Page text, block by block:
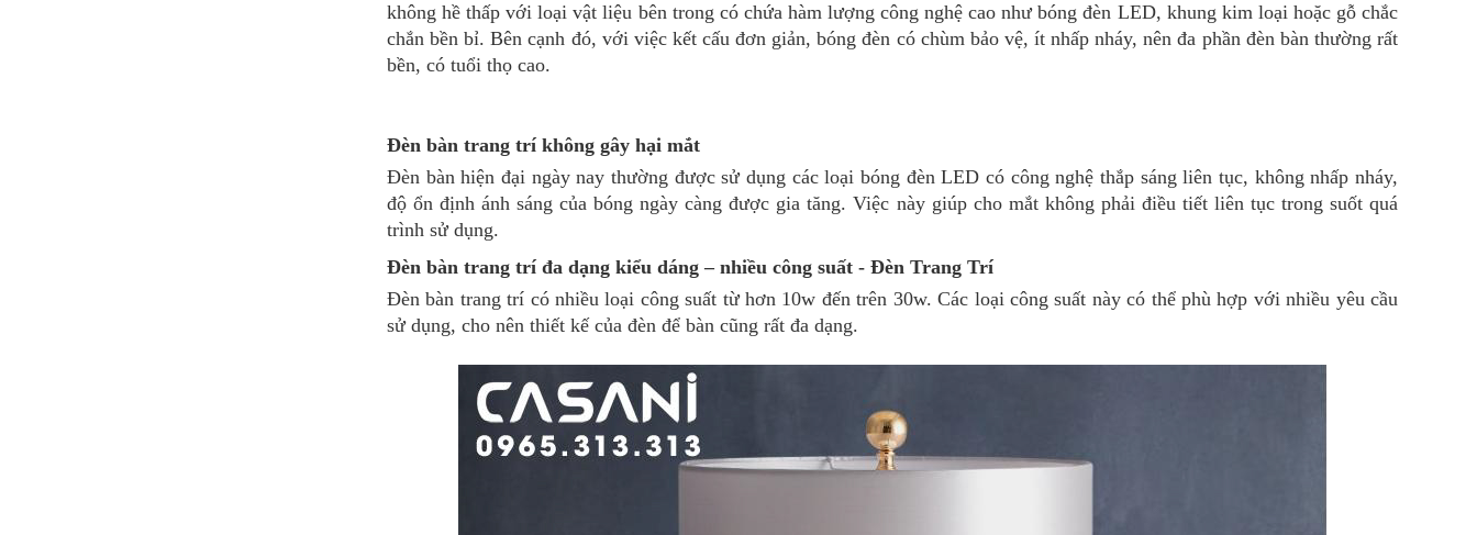
không hề thấp với loại vật liệu bên trong có chứa hàm lượng công nghệ cao như bóng đèn LED, khung kim loại hoặc gỗ chắc
chắn bền bỉ. Bên cạnh đó, với việc kết cấu đơn giản, bóng đèn có chùm bảo vệ, ít nhấp nháy, nên đa phần đèn bàn thường rất
bền, có tuổi thọ cao.
Đèn bàn trang trí không gây hại mắt
Đèn bàn hiện đại ngày nay thường được sử dụng các loại bóng đèn LED có công nghệ thắp sáng liên tục, không nhấp nháy,
độ ổn định ánh sáng của bóng ngày càng được gia tăng. Việc này giúp cho mắt không phải điều tiết liên tục trong suốt quá
trình sử dụng.
Đèn bàn trang trí đa dạng kiểu dáng – nhiều công suất - Đèn Trang Trí
Đèn bàn trang trí có nhiều loại công suất từ hơn 10w đến trên 30w. Các loại công suất này có thể phù hợp với nhiều yêu cầu
sử dụng, cho nên thiết kế của đèn để bàn cũng rất đa dạng.